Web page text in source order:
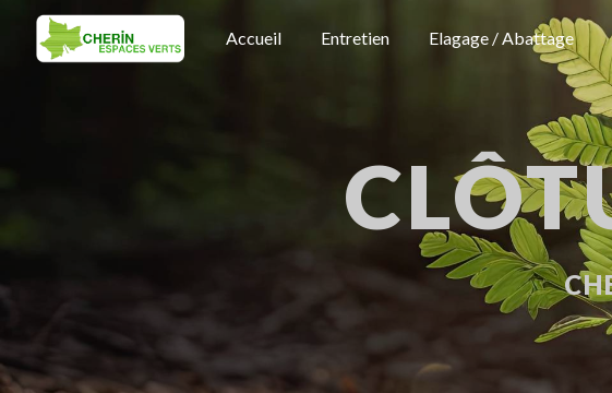
Accueil Entretien Elagage / Abattage
Panneau de gestion des cookies